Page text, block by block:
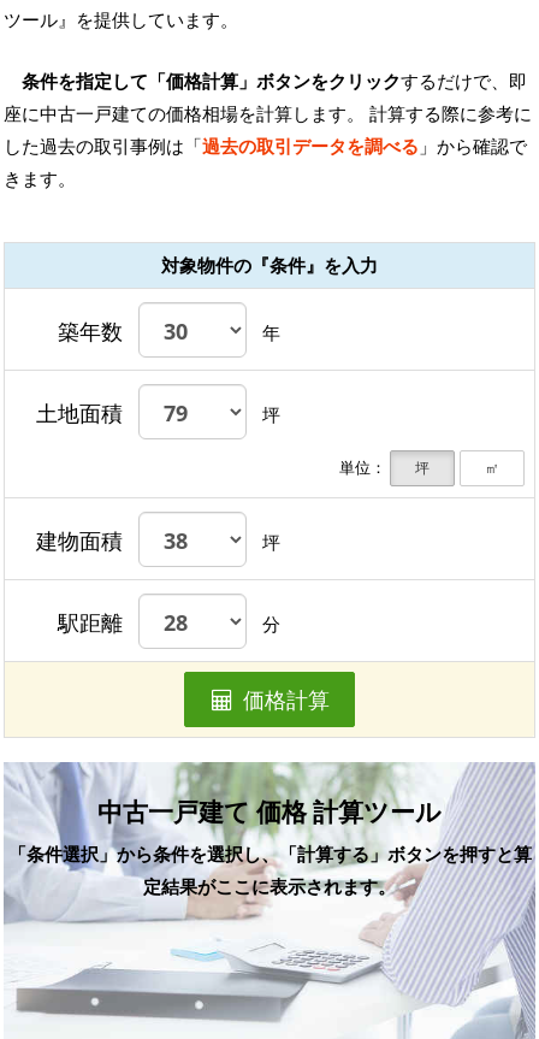
ツール』を提供しています。
条件を指定して「価格計算」ボタンをクリックするだけで、即
座に中古一戸建ての価格相場を計算します。 計算する際に参考に
した過去の取引事例は「過去の取引データを調べる 」から確認で
きます。
対象物件の『条件』を入力
築年数 年
土地面積 坪
単位： 坪 ㎡
建物面積 坪
駅距離 分
価格計算
中古一戸建て 価格 計算ツール
「条件選択」から条件を選択し、「計算する」ボタンを押すと算
定結果がここに表示されます。